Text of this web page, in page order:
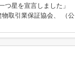
星を宣言しました」
物取引業保証協会、 （公